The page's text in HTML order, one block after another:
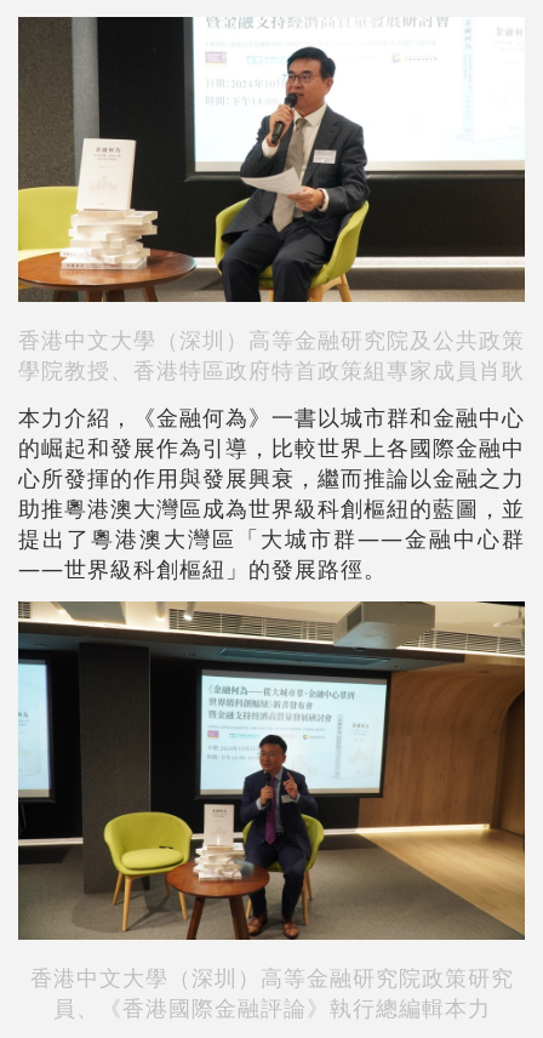
香港中文大學（深圳）高等金融研究院及公共政策
學院教授、香港特區政府特首政策組專家成員肖耿
本力介紹，《金融何為》一書以城市群和金融中心
的崛起和發展作為引導，比較世界上各國際金融中
心所發揮的作用與發展興衰，繼而推論以金融之力
助推粵港澳大灣區成為世界級科創樞紐的藍圖，並
提出了粵港澳大灣區「大城市群——金融中心群
——世界級科創樞紐」的發展路徑。
香港中文大學（深圳）高等金融研究院政策研究
員、《香港國際金融評論》執行總編輯本力